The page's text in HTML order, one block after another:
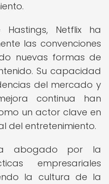
Netflix ha
las convenciones
nuevas formas de
Su capacidad
del mercado y
continua han
un actor clave en
del entretenimiento.
abogado por la
empresariales
la cultura de la